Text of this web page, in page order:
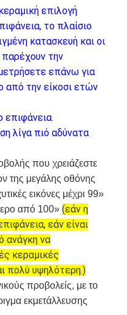
επιλογή
το πλαίσιο
κατασκευή και οι
την
επάνω για
από την είκοσι ετών
επιφάνεια.
λίγα πιό αδύνατα
που χρειάζεστε
της μεγάλης οθόνης
εικόνες μέχρι 99»
από 100»(εάν η
εάν είναι
ανάγκη να
κεραμικές
πολύ υψηλότερη.)
προβολείς, με το
εκμετάλλευσης